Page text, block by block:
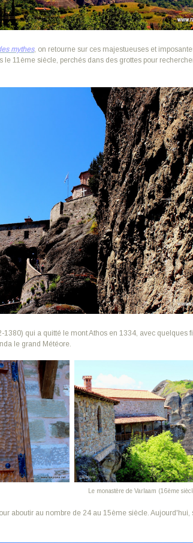
mythes, on retourne sur ces majestueuses et
11ème siècle, perchés dans des grottes pour
qui a quitté le mont Athos en 1334, avec quelques
le grand Météore.
Le monastère de Varlaam (16ème
aboutir au nombre de 24 au 15ème siècle. Aujourd'hui,